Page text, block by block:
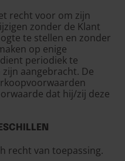
recht voor om zijn
zonder de Klant
te stellen en zonder
op enige
periodiek te
aangebracht. De
dat hij/zij deze
recht van toepassing.